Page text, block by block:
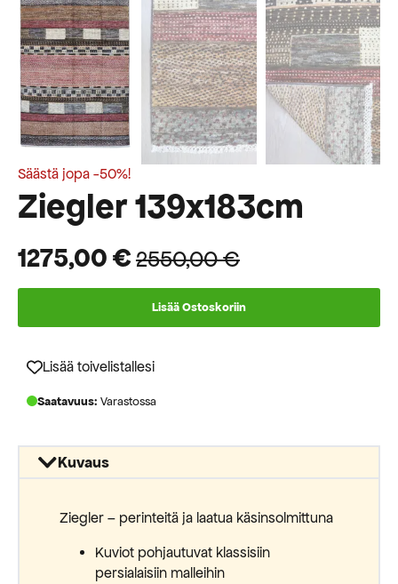
Säästä jopa -50%!
Ziegler 139x183cm
2550,00€
Alkuperäinen
oli:
2550,00 €.
1275,00€
Nykyinen
on:
1275,00 €.
Lisää Ostoskoriin
Lisää toivelistallesi
Saatavuus: Varastossa
Kuvaus
Ziegler – perinteitä ja laatua käsinsolmittuna
Kuviot pohjautuvat klassisiin
persialaisiin malleihin